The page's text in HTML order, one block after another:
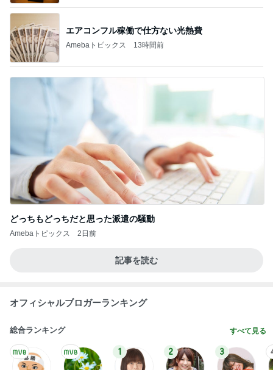
エアコンフル稼働で仕方ない光熱費
Amebaトピックス 13時間前
どっちもどっちだと思った派遣の騒動
Amebaトピックス 2日前
記事を読む
オフィシャルブロガーランキング
総合ランキング すべて見る
1 2 3